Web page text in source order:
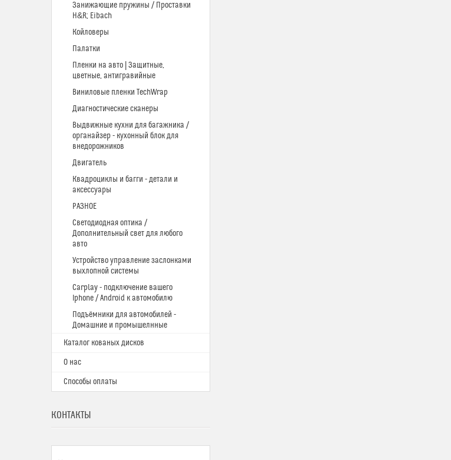
Занижающие пружины / Проставки
H&R; Eibach
Койловеры
Палатки
Пленки на авто | Защитные,
цветные, антигравийные
Виниловые пленки TechWrap
Диагностические сканеры
Выдвижные кухни для багажника /
органайзер - кухонный блок для
внедорожников
Двигатель
Квадроциклы и багги - детали и
аксессуары
РАЗНОЕ
Светодиодная оптика /
Дополнительный свет для любого
авто
Устройство управление заслонками
выхлопной системы
Carplay - подключение вашего
Iphone / Android к автомобилю
Подъёмники для автомобилей -
Домашние и промышелнные
Каталог кованых дисков
О нас
Способы оплаты
КОНТАКТЫ